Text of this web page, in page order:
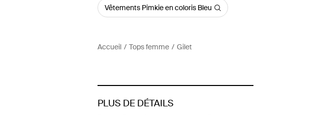
Vêtements Pimkie en coloris Bleu
Accueil Tops femme Gilet
PLUS DE DÉTAILS